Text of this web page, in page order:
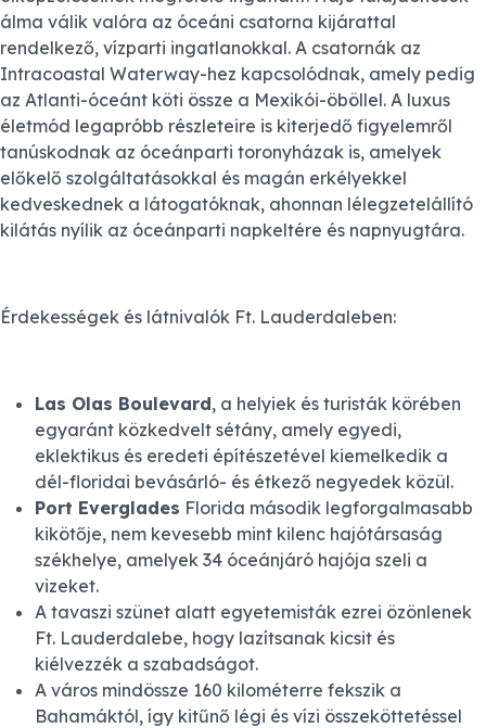
álma válik valóra az óceáni csatorna kijárattal
rendelkező, vízparti ingatlanokkal. A csatornák az
Intracoastal Waterway-hez kapcsolódnak, amely pedig
az Atlanti-óceánt köti össze a Mexikói-öböllel. A luxus
életmód legapróbb részleteire is kiterjedő figyelemről
tanúskodnak az óceánparti toronyházak is, amelyek
előkelő szolgáltatásokkal és magán erkélyekkel
kedveskednek a látogatóknak, ahonnan lélegzetelállító
kilátás nyílik az óceánparti napkeltére és napnyugtára.
Érdekességek és látnivalók Ft. Lauderdaleben:
Las Olas Boulevard, a helyiek és turisták körében
egyaránt közkedvelt sétány, amely egyedi,
eklektikus és eredeti építészetével kiemelkedik a
dél-floridai bevásárló- és étkező negyedek közül.
Port Everglades Florida második legforgalmasabb
kikötője, nem kevesebb mint kilenc hajótársaság
székhelye, amelyek 34 óceánjáró hajója szeli a
vizeket.
A tavaszi szünet alatt egyetemisták ezrei özönlenek
Ft. Lauderdalebe, hogy lazítsanak kicsit és
kiélvezzék a szabadságot.
A város mindössze 160 kilométerre fekszik a
Bahamáktól, így kitűnő légi és vízi összeköttetéssel